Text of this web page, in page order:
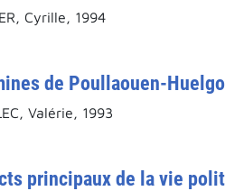
Cyrille, 1994
de Poullaouen-
Valérie, 1993
principaux de la vie